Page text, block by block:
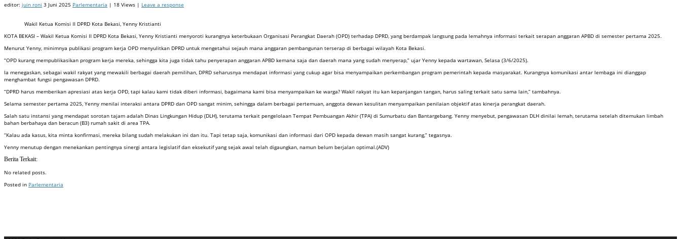
editor: juin roni 3 Juni 2025 Parlementaria | 18 Views | Leave a response
Wakil Ketua Komisi II DPRD Kota Bekasi, Yenny Kristianti
KOTA BEKASI – Wakil Ketua Komisi II DPRD Kota Bekasi, Yenny Kristianti menyoroti kurangnya keterbukaan Organisasi Perangkat Daerah (OPD) terhadap DPRD, yang berdampak langsung pada lemahnya informasi terkait serapan anggaran APBD di semester pertama 2025.
Menurut Yenny, minimnya publikasi program kerja OPD menyulitkan DPRD untuk mengetahui sejauh mana anggaran pembangunan terserap di berbagai wilayah Kota Bekasi.
“OPD kurang mempublikasikan program kerja mereka, sehingga kita juga tidak tahu penyerapan anggaran APBD kemana saja dan daerah mana yang sudah menyerap,” ujar Yenny kepada wartawan, Selasa (3/6/2025).
Ia menegaskan, sebagai wakil rakyat yang mewakili berbagai daerah pemilihan, DPRD seharusnya mendapat informasi yang cukup agar bisa menyampaikan perkembangan program pemerintah kepada masyarakat. Kurangnya komunikasi antar lembaga ini dianggap
menghambat fungsi pengawasan DPRD.
“DPRD harus memberikan apresiasi atas kerja OPD, tapi kalau kami tidak diberi informasi, bagaimana kami bisa menyampaikan ke warga? Wakil rakyat itu kan kepanjangan tangan, harus saling terkait satu sama lain,” tambahnya.
Selama semester pertama 2025, Yenny menilai interaksi antara DPRD dan OPD sangat minim, sehingga dalam berbagai pertemuan, anggota dewan kesulitan menyampaikan penilaian objektif atas kinerja perangkat daerah.
Salah satu instansi yang mendapat sorotan tajam adalah Dinas Lingkungan Hidup (DLH), terutama terkait pengelolaan Tempat Pembuangan Akhir (TPA) di Sumurbatu dan Bantargebang. Yenny menyebut, pengawasan DLH dinilai lemah, terutama setelah ditemukan limbah
bahan berbahaya dan beracun (B3) rumah sakit di area TPA.
“Kalau ada kasus, kita minta konfirmasi, mereka bilang sudah melakukan ini dan itu. Tapi tetap saja, komunikasi dan informasi dari OPD kepada dewan masih sangat kurang,” tegasnya.
Yenny menutup dengan menekankan pentingnya sinergi antara legislatif dan eksekutif yang sejak awal telah digaungkan, namun belum berjalan optimal.(ADV)
Berita Terkait:
No related posts.
Posted in Parlementaria